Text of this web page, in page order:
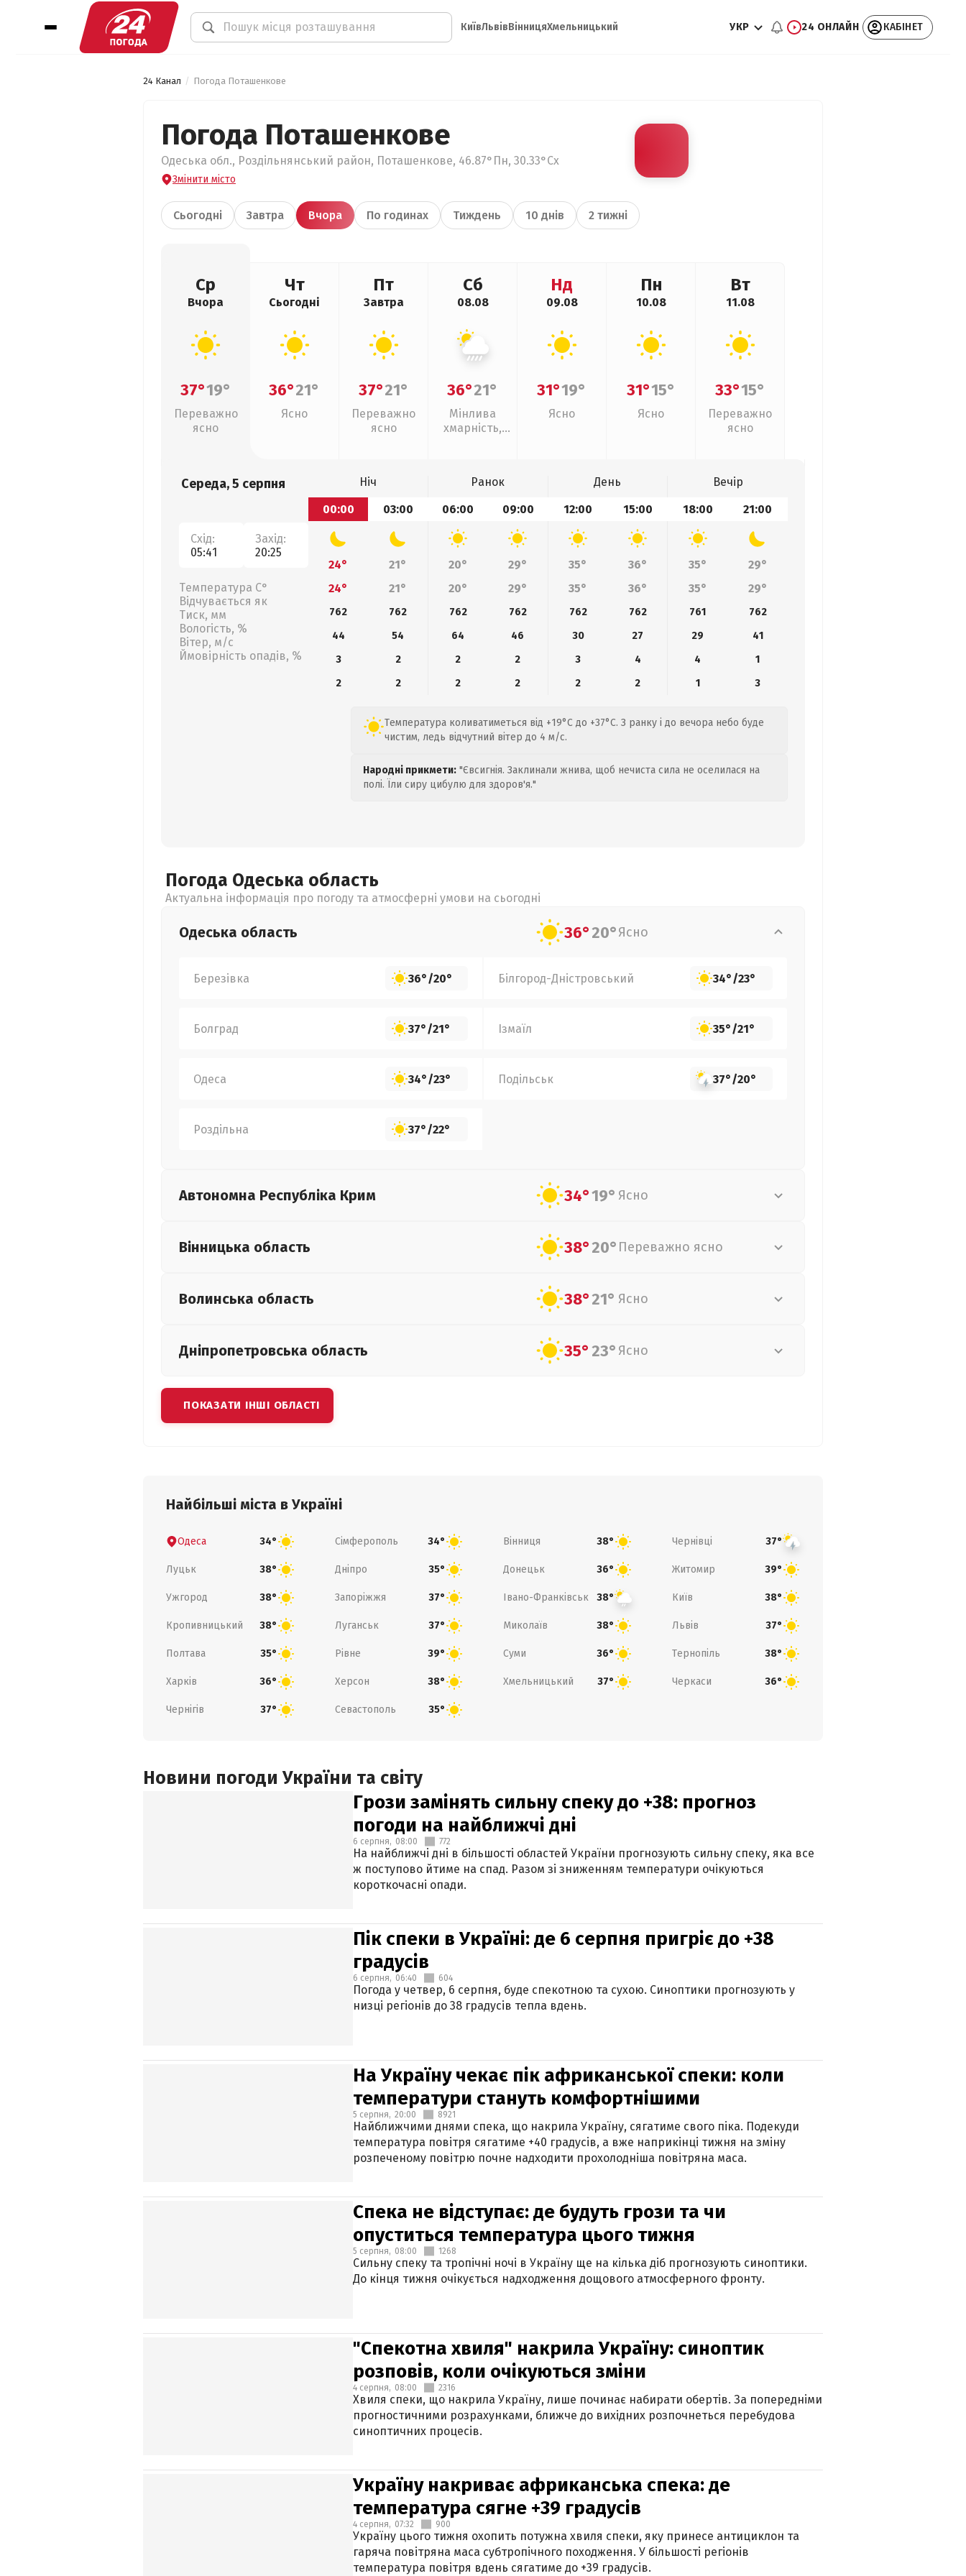
КиївЛьвівВінницяХмельницький УКР 24 ОНЛАЙН КАБІНЕТ
24 Канал Погода Поташенкове
Погода Поташенкове
Одеська обл., Роздільнянський район, Поташенкове, 46.87°Пн, 30.33°Сх
Змінити місто
Сьогодні Завтра Вчора По годинах Тиждень 10 днів 2 тижні
Ср
Вчора
37°19°
Переважно
ясно
Чт
Сьогодні
36°21°
Ясно
Пт
Завтра
37°21°
Переважно
ясно
Сб
08.08
36°21°
Мінлива
хмарність,
Нд
09.08
31°19°
Ясно
Пн
10.08
31°15°
Ясно
Вт
11.08
33°15°
Переважно
ясно
Середа, 5 серпня
Схід:
05:41
Захід:
20:25
Температура С°
Відчувається як
Тиск, мм
Вологість, %
Вітер, м/с
Ймовірність опадів, %
Ніч Ранок День
Вечір
00:00
03:00 06:00 09:00 12:00 15:00 18:00 21:00
24° 21° 20° 29° 35° 36° 35°
29°
24°
21° 20° 29° 35° 36° 35° 29°
762 762 762 762 762 762 761
762
44
54 64 46 30 27 29
41
3
2 2 2 3 4 4
1
2
2 2 2 2 2 1 3
Температура коливатиметься від +19°C до +37°C. З ранку і до вечора небо буде
чистим, ледь відчутний вітер до 4 м/с.
Народні прикмети: "Євсигнія. Заклинали жнива, щоб нечиста сила не оселилася на
полі. Їли сиру цибулю для здоров'я."
Погода Одеська область
Актуальна інформація про погоду та атмосферні умови на сьогодні
Одеська область 36°20°Ясно
Березівка 36°/20° Білгород-Дністровський 34°/23°
Болград 37°/21° Ізмаїл 35°/21°
Одеса 34°/23° Подільськ 37°/20°
Роздільна 37°/22°
Автономна Республіка Крим 34°19° Ясно
Вінницька область 38°20° Переважно ясно
Волинська область 38°21° Ясно
Дніпропетровська область 35°23° Ясно
ПОКАЗАТИ ІНШІ ОБЛАСТІ
Найбільші міста в Україні
Одеса 34° Сімферополь 34° Вінниця 38° Чернівці 37°
Луцьк 38° Дніпро 35° Донецьк 36° Житомир 39°
Ужгород 38° Запоріжжя 37° Івано-Франківськ 38° Київ 38°
Кропивницький 38° Луганськ 37° Миколаїв 38° Львів 37°
Полтава 35° Рівне 39° Суми 36° Тернопіль 38°
Харків 36° Херсон 38° Хмельницький 37° Черкаси 36°
Чернігів 37° Севастополь 35°
Новини погоди України та світу
Грози замінять сильну спеку до +38: прогноз
погоди на найближчі дні
6 серпня, 08:00 772
На найближчі дні в більшості областей України прогнозують сильну спеку, яка все
ж поступово йтиме на спад. Разом зі зниженням температури очікуються
короткочасні опади.
Пік спеки в Україні: де 6 серпня пригріє до +38
градусів
6 серпня, 06:40 604
Погода у четвер, 6 серпня, буде спекотною та сухою. Синоптики прогнозують у
низці регіонів до 38 градусів тепла вдень.
На Україну чекає пік африканської спеки: коли
температури стануть комфортнішими
5 серпня, 20:00 8921
Найближчими днями спека, що накрила Україну, сягатиме свого піка. Подекуди
температура повітря сягатиме +40 градусів, а вже наприкінці тижня на зміну
розпеченому повітрю почне надходити прохолодніша повітряна маса.
Спека не відступає: де будуть грози та чи
опуститься температура цього тижня
5 серпня, 08:00 1268
Сильну спеку та тропічні ночі в Україну ще на кілька діб прогнозують синоптики.
До кінця тижня очікується надходження дощового атмосферного фронту.
"Спекотна хвиля" накрила Україну: синоптик
розповів, коли очікуються зміни
4 серпня, 08:00 2316
Хвиля спеки, що накрила Україну, лише починає набирати обертів. За попередніми
прогностичними розрахунками, ближче до вихідних розпочнеться перебудова
синоптичних процесів.
Україну накриває африканська спека: де
температура сягне +39 градусів
4 серпня, 07:32 900
Україну цього тижня охопить потужна хвиля спеки, яку принесе антициклон та
гаряча повітряна маса субтропічного походження. У більшості регіонів
температура повітря вдень сягатиме до +39 градусів.